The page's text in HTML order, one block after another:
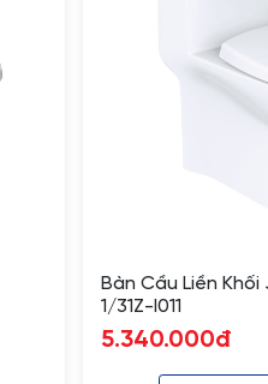
Bàn Cầu Liền Khối
1/31Z-I011
5.340.000đ